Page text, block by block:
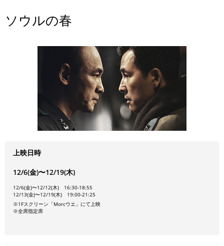
ソウルの春
上映日時
12/6(金)〜12/19(木)
12/6(金)〜12/12(木) 16:30-18:55
12/13(金)〜12/19(木) 19:00-21:25
※1Fスクリーン「Morcウエ」にて上映
※全席指定席